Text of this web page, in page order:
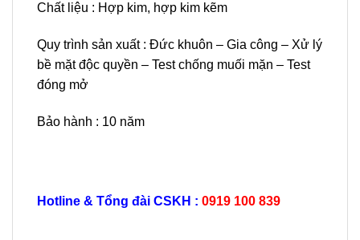
Chất liệu : Hợp kim, hợp kim kẽm
Quy trình sản xuất : Đức khuôn – Gia công – Xử lý
bề mặt độc quyền – Test chống muối mặn – Test
đóng mở
Bảo hành : 10 năm
Hotline & Tổng đài CSKH : 0919 100 839